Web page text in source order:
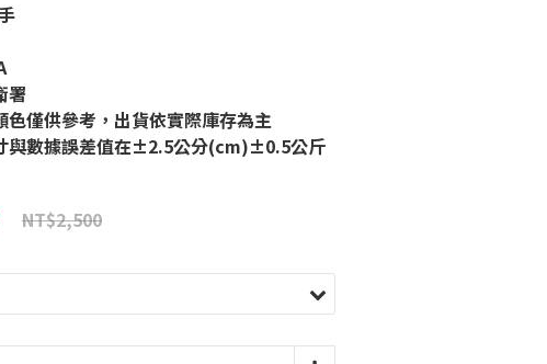
署
色僅供參考，出貨依實際庫存為主
與數據誤差值在±2.5公分(cm)±0.5公斤
NT$2,500